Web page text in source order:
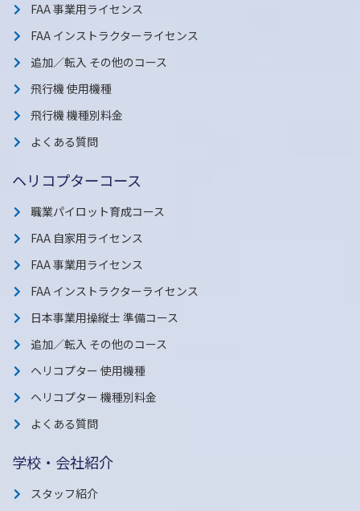
FAA 事業用ライセンス
FAA インストラクターライセンス
追加／転入 その他のコース
飛行機 使用機種
飛行機 機種別料金
よくある質問
ヘリコプターコース
職業パイロット育成コース
FAA 自家用ライセンス
FAA 事業用ライセンス
FAA インストラクターライセンス
日本事業用操縦士 準備コース
追加／転入 その他のコース
ヘリコプター 使用機種
ヘリコプター 機種別料金
よくある質問
学校・会社紹介
スタッフ紹介